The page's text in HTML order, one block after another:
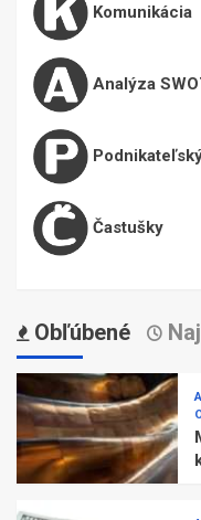
Komunikácia
Analýza
Častušky
Obľúbené